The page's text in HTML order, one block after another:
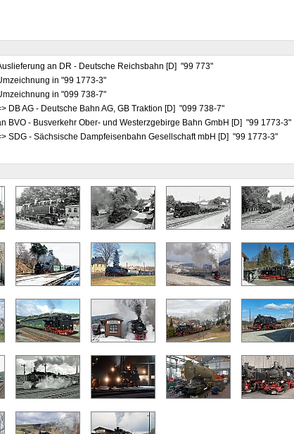
an DR - Deutsche Reichsbahn [D] "99 773"
in "99 1773-3"
in "099 738-7"
DB AG - Deutsche Bahn AG, GB Traktion [D] "099 738-7"
BVO - Busverkehr Ober- und Westerzgebirge Bahn GmbH [D] "99 1773-3"
SDG - Sächsische Dampfeisenbahn Gesellschaft mbH [D] "99 1773-3"